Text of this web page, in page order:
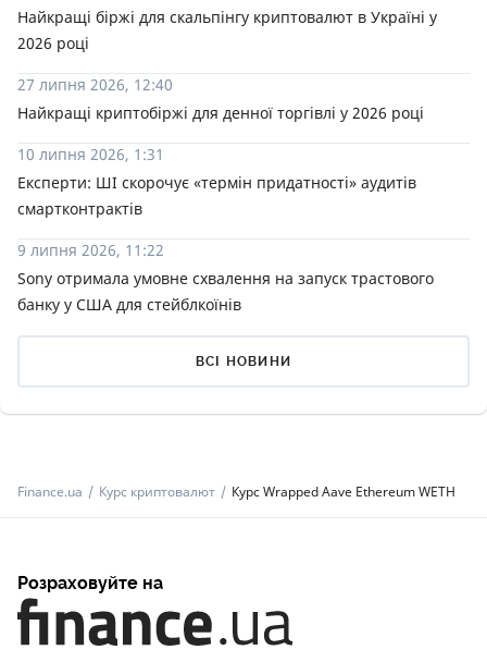
Найкращі біржі для скальпінгу криптовалют в Україні у
2026 році
27 липня 2026, 12:40
Найкращі криптобіржі для денної торгівлі у 2026 році
10 липня 2026, 1:31
Експерти: ШІ скорочує «термін придатності» аудитів
смартконтрактів
9 липня 2026, 11:22
Sony отримала умовне схвалення на запуск трастового
банку у США для стейблкоїнів
ВСІ НОВИНИ
Finance.ua Курс криптовалют Курс Wrapped Aave Ethereum WETH
Розраховуйте на